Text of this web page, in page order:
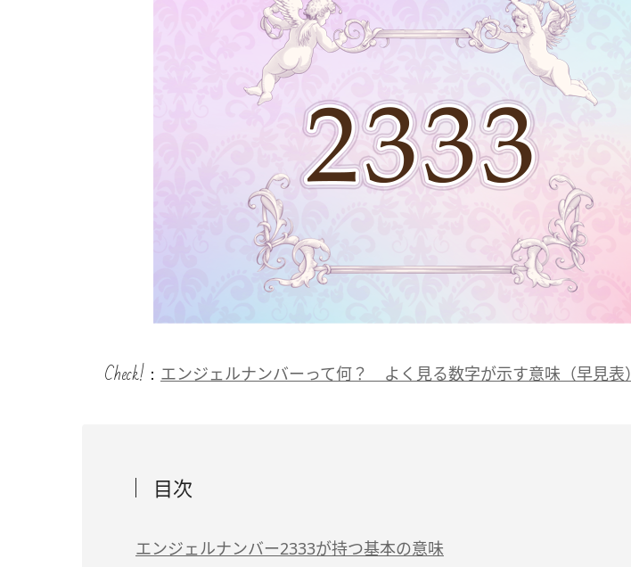
Check!： エンジェルナンバーって何？ よく見る数字が示す意味（早見表）
目次
エンジェルナンバー2333が持つ基本の意味